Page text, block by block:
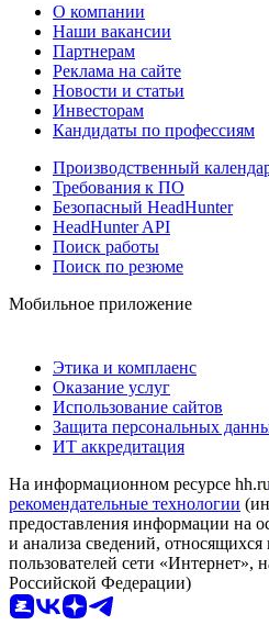
О компании
Наши вакансии
Партнерам
Реклама на сайте
Новости и статьи
Инвесторам
Кандидаты по профессиям
Производственный
Требования к ПО
Безопасный HeadHunter
HeadHunter API
Поиск работы
Поиск по резюме
Мобильное приложение
Этика и комплаенс
Оказание услуг
Использование сайтов
Защита персональных
ИТ аккредитация
На информационном ресурсе hh.ru
рекомендательные технологии
предоставления информации на
и анализа сведений,
пользователей сети «Интернет»,
Российской Федерации)